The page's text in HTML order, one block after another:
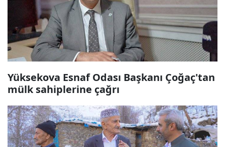
Yüksekova Esnaf Odası Başkanı Çoğaç'tan
mülk sahiplerine çağrı